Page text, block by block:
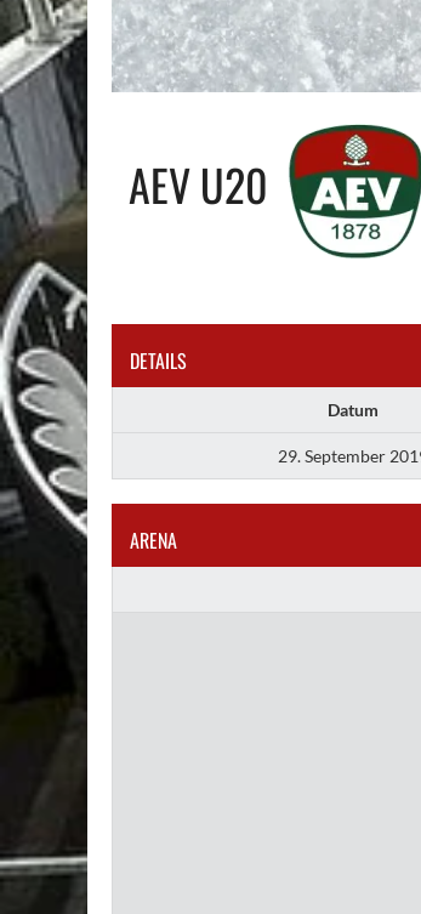
AEV U20
DETAILS
Datum
29. September
ARENA